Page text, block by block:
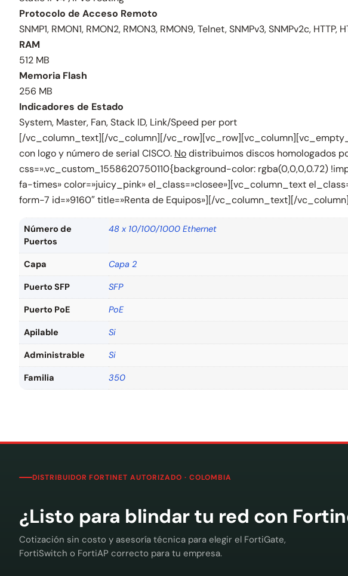
Protocolo de Acceso Remoto
SNMP1, RMON1, RMON2, RMON3, RMON9, Telnet, SNMPv3, SNMPv2c, HTTP,
RAM
512 MB
Memoria Flash
256 MB
Indicadores de Estado
System, Master, Fan, Stack ID, Link/Speed per port
[/vc_column_text][/vc_column][/
con logo y número de serial CISCO. Nodistribuimos discos homologados
css=».vc_custom_1558620750110{background-color: rgba(0,0,0,0.72)
fa-times» color=»juicy_pink» el_class=»closee»][vc_column_text
form-7 id=»9160″ title=»Renta de Equipos»][/vc_column_text][/
Número de
Puertos
48 x 10/100/1000 Ethernet
Capa Capa 2
Puerto SFP SFP
Puerto PoE PoE
Apilable Si
Administrable Si
Familia 350
DISTRIBUIDOR FORTINET AUTORIZADO · COLOMBIA
¿Listo para blindar tu red con
Cotización sin costo y asesoría técnica para elegir el FortiGate,
FortiSwitch o FortiAP correcto para tu empresa.